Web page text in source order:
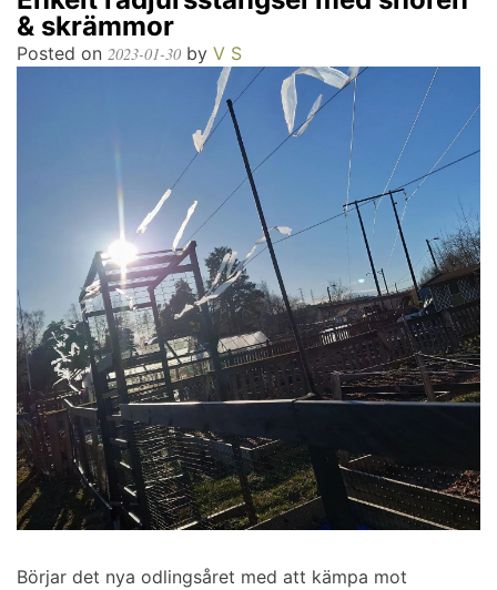
& skrämmor
Posted on 2023-01-30 by V S
Börjar det nya odlingsåret med att kämpa mot